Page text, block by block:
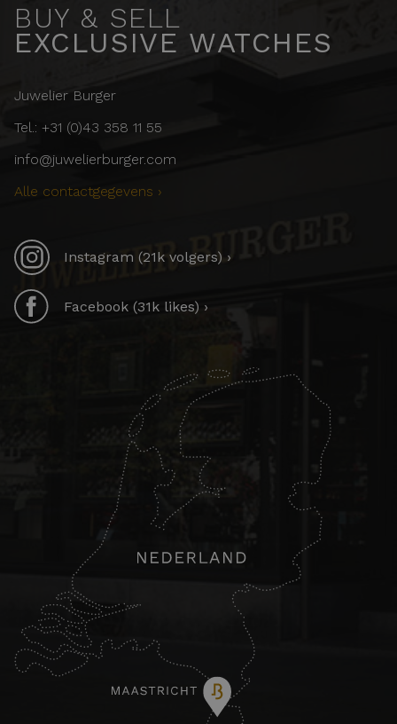
BUY & SELL
EXCLUSIVE WATCHES
Juwelier Burger
Tel.: +31 (0)43 358 11 55
info@juwelierburger.com
Alle contactgegevens ›
Instagram (21k volgers) ›
Facebook (31k likes) ›